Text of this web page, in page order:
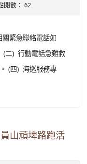
閱數： 62
緊急聯絡電話如
(二) 行動電話急難救
(四) 海巡服務專
山頑埤路跑活